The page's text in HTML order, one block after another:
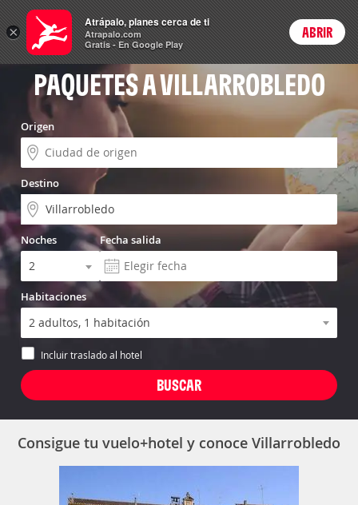
Vuelo+Hotel Login
PAQUETES A VILLARROBLEDO
Origen
Destino
Noches Fecha salida
Habitaciones
Incluir traslado al hotel
Consigue tu vuelo+hotel y conoce Villarrobledo
×
Atrápalo, planes cerca de ti
Atrapalo.com
Gratis - En Google Play
ABRIR